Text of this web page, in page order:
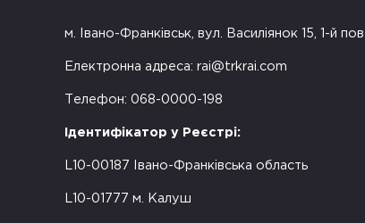
м. Івано-Франківськ, вул. Василіянок 15, 1-й
Електронна адреса: rai@trkrai.com
Телефон: 068-0000-198
Ідентифікатор у Реєстрі:
L10-00187 Івано-Франківська область
L10-01777 м. Калуш